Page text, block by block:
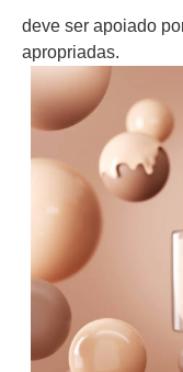
deve ser apoiado
apropriadas.